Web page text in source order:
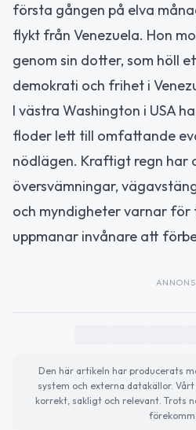
första gången på elva
flykt från Venezuela. Hon
genom sin dotter, som höll
demokrati och frihet i
I västra Washington i USA
floder lett till omfattande
nödlägen. Kraftigt regn har
översvämningar,
och myndigheter varnar
uppmanar invånare att
ANNONS
Den här artikeln har producerats
system och externa datakällor.
korrekt, sakligt och relevant. Trots